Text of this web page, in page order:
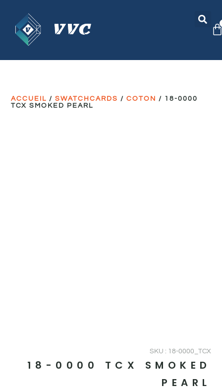
ACCUEIL /SWATCHCARDS /COTON / 18-0000
TCX SMOKED PEARL
SKU : 18-0000_TCX
18-0000 TCX SMOKED
PEARL